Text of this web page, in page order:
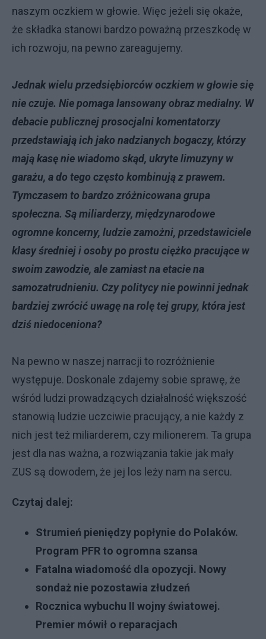
naszym oczkiem w głowie. Więc jeżeli się okaże,
że składka stanowi bardzo poważną przeszkodę w
ich rozwoju, na pewno zareagujemy.
Jednak wielu przedsiębiorców oczkiem w głowie się
nie czuje. Nie pomaga lansowany obraz medialny. W
debacie publicznej prosocjalni komentatorzy
przedstawiają ich jako nadzianych bogaczy, którzy
mają kasę nie wiadomo skąd, ukryte limuzyny w
garażu, a do tego często kombinują z prawem.
Tymczasem to bardzo zróżnicowana grupa
społeczna. Są miliarderzy, międzynarodowe
ogromne koncerny, ludzie zamożni, przedstawiciele
klasy średniej i osoby po prostu ciężko pracujące w
swoim zawodzie, ale zamiast na etacie na
samozatrudnieniu. Czy politycy nie powinni jednak
bardziej zwrócić uwagę na rolę tej grupy, która jest
dziś niedoceniona?
Na pewno w naszej narracji to rozróżnienie
występuje. Doskonale zdajemy sobie sprawę, że
wśród ludzi prowadzących działalność większość
stanowią ludzie uczciwie pracujący, a nie każdy z
nich jest też miliarderem, czy milionerem. Ta grupa
jest dla nas ważna, a rozwiązania takie jak mały
ZUS są dowodem, że jej los leży nam na sercu.
Czytaj dalej:
Strumień pieniędzy popłynie do Polaków.
Program PFR to ogromna szansa
Fatalna wiadomość dla opozycji. Nowy
sondaż nie pozostawia złudzeń
Rocznica wybuchu II wojny światowej.
Premier mówił o reparacjach